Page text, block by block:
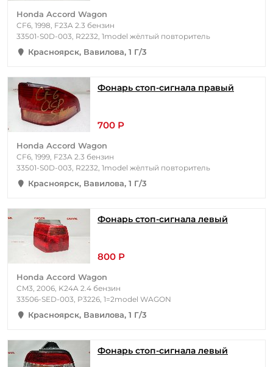
Honda Accord Wagon
CF6, 1998, F23A 2.3 бензин
33501-S0D-003, R2232, 1model жёлтый повторитель
Красноярск, Вавилова, 1 Г/3
Фонарь стоп-сигнала правый
700 Р
Honda Accord Wagon
CF6, 1999, F23A 2.3 бензин
33501-S0D-003, R2232, 1model жёлтый повторитель
Красноярск, Вавилова, 1 Г/3
Фонарь стоп-сигнала левый
800 Р
Honda Accord Wagon
CM3, 2006, K24A 2.4 бензин
33506-SED-003, P3226, 1=2model WAGON
Красноярск, Вавилова, 1 Г/3
Фонарь стоп-сигнала левый